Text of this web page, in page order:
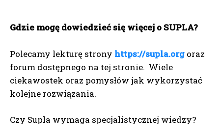
Gdzie mogę dowiedzieć się więcej o SUPLA?
Polecamy lekturę strony https://supla.org oraz
forum dostępnego na tej stronie. Wiele
ciekawostek oraz pomysłów jak wykorzystać
kolejne rozwiązania.
Czy Supla wymaga specjalistycznej wiedzy?